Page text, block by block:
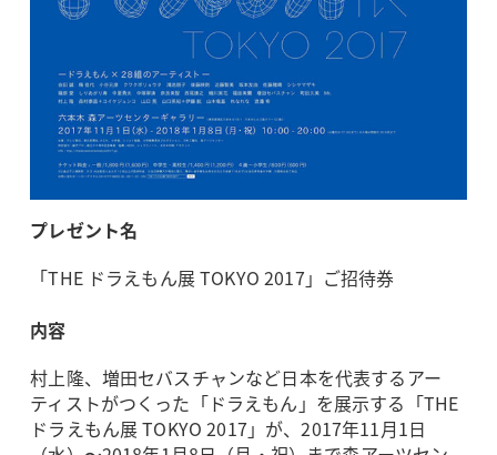
プレゼント名
「THE ドラえもん展 TOKYO 2017」ご招待券
内容
村上隆、増田セバスチャンなど日本を代表するアー
ティストがつくった「ドラえもん」を展示する「THE
ドラえもん展 TOKYO 2017」が、2017年11月1日